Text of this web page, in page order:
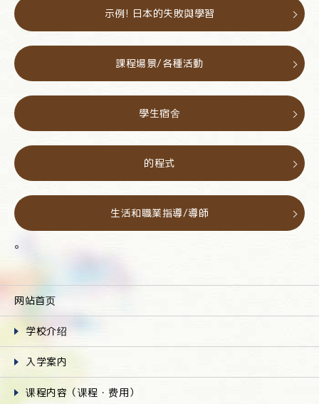
示例! 日本的失敗與學習
課程場景/各種活動
學生宿舍
的程式
生活和職業指導/導師
。
网站首页
学校介绍
入学案内
课程内容（课程・费用）